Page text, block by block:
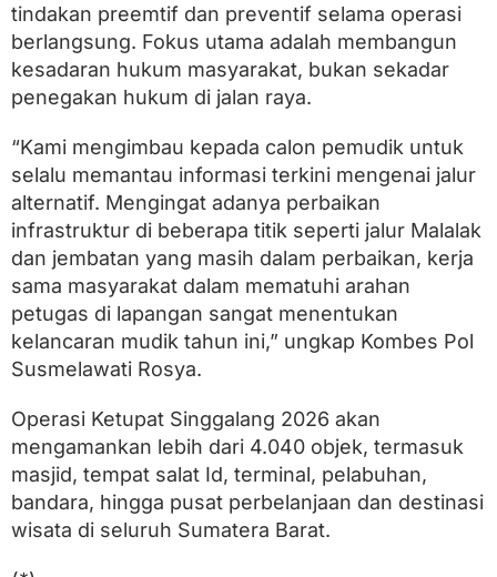
tindakan preemtif dan preventif selama operasi
berlangsung. Fokus utama adalah membangun
kesadaran hukum masyarakat, bukan sekadar
penegakan hukum di jalan raya.
“Kami mengimbau kepada calon pemudik untuk
selalu memantau informasi terkini mengenai jalur
alternatif. Mengingat adanya perbaikan
infrastruktur di beberapa titik seperti jalur Malalak
dan jembatan yang masih dalam perbaikan, kerja
sama masyarakat dalam mematuhi arahan
petugas di lapangan sangat menentukan
kelancaran mudik tahun ini,” ungkap Kombes Pol
Susmelawati Rosya.
Operasi Ketupat Singgalang 2026 akan
mengamankan lebih dari 4.040 objek, termasuk
masjid, tempat salat Id, terminal, pelabuhan,
bandara, hingga pusat perbelanjaan dan destinasi
wisata di seluruh Sumatera Barat.